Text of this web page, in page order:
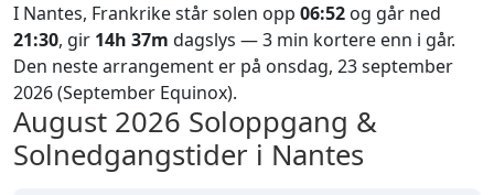
I Nantes, Frankrike står solen opp 06:52 og går ned
21:30, gir 14h 37m dagslys — 3 min kortere enn i går.
Den neste arrangement er på onsdag, 23 september
2026 (September Equinox).
August 2026 Soloppgang &
Solnedgangstider i Nantes